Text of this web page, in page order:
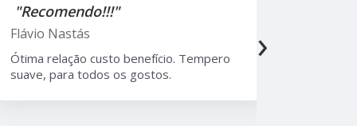
"Recomendo!!!"
Flávio Nastás
Ótima relação custo benefício. Tempero
suave, para todos os gostos.
›